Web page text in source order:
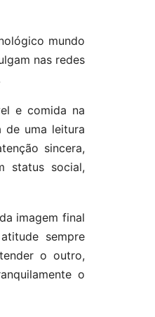
mundo
nas redes
e comida na
de uma leitura
sincera,
status social,
imagem final
sempre
o outro,
o